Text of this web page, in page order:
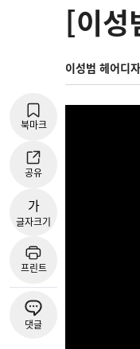
[이성
이성범 헤어디
북마크
공유
가
글자크기
프린트
댓글